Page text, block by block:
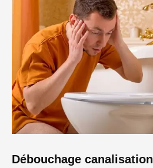
Débouchage canalisation